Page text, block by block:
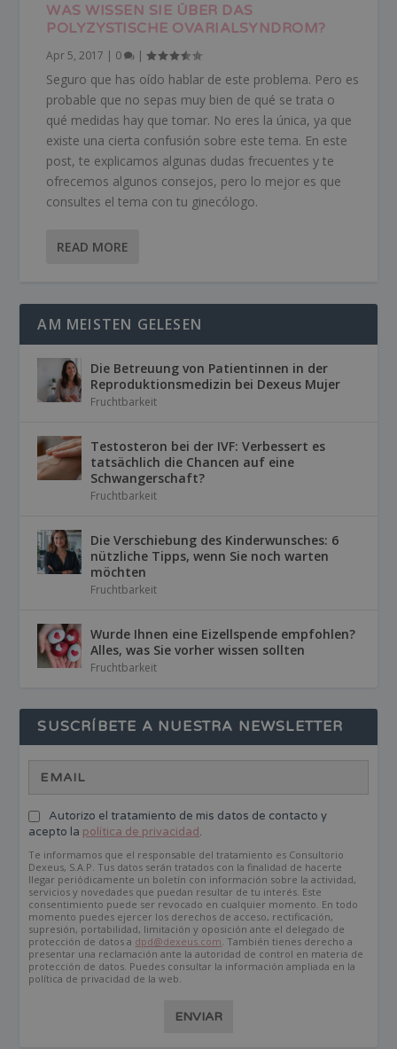
WAS WISSEN SIE ÜBER DAS
POLYZYSTISCHE OVARIALSYNDROM?
Apr 5, 2017 | 0 |
Seguro que has oído hablar de este problema. Pero es
probable que no sepas muy bien de qué se trata o
qué medidas hay que tomar. No eres la única, ya que
existe una cierta confusión sobre este tema. En este
post, te explicamos algunas dudas frecuentes y te
ofrecemos algunos consejos, pero lo mejor es que
consultes el tema con tu ginecólogo.
READ MORE
AM MEISTEN GELESEN
Die Betreuung von Patientinnen in der
Reproduktionsmedizin bei Dexeus Mujer
Fruchtbarkeit
Testosteron bei der IVF: Verbessert es
tatsächlich die Chancen auf eine
Schwangerschaft?
Fruchtbarkeit
Die Verschiebung des Kinderwunsches: 6
nützliche Tipps, wenn Sie noch warten
möchten
Fruchtbarkeit
Wurde Ihnen eine Eizellspende empfohlen?
Alles, was Sie vorher wissen sollten
Fruchtbarkeit
SUSCRÍBETE A NUESTRA NEWSLETTER
Autorizo el tratamiento de mis datos de contacto y
acepto la política de privacidad.
Te informamos que el responsable del tratamiento es Consultorio
Dexeus, S.A.P. Tus datos serán tratados con la finalidad de hacerte
llegar periódicamente un boletín con información sobre la actividad,
servicios y novedades que puedan resultar de tu interés. Este
consentimiento puede ser revocado en cualquier momento. En todo
momento puedes ejercer los derechos de acceso, rectificación,
supresión, portabilidad, limitación y oposición ante el delegado de
protección de datos a dpd@dexeus.com . También tienes derecho a
presentar una reclamación ante la autoridad de control en materia de
protección de datos. Puedes consultar la información ampliada en la
política de privacidad de la web.
ENVIAR